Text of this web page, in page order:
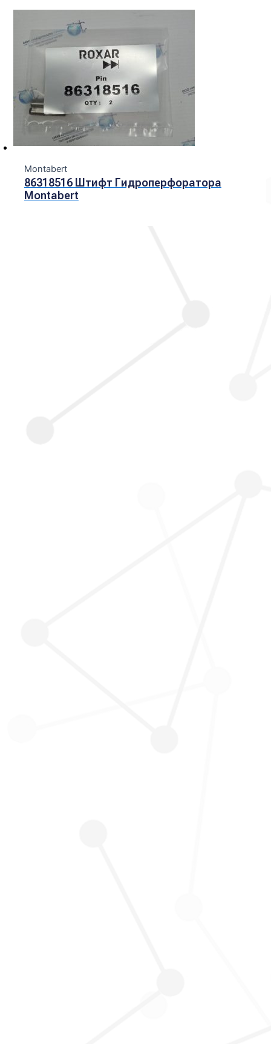
Montabert
86318516 Штифт Гидроперфоратора
Montabert